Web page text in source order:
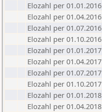
Elozahl per 01.01.2016
Elozahl per 01.04.2016
Elozahl per 01.07.2016
Elozahl per 01.10.2016
Elozahl per 01.01.2017
Elozahl per 01.04.2017
Elozahl per 01.07.2017
Elozahl per 01.10.2017
Elozahl per 01.01.2018
Elozahl per 01.04.2018